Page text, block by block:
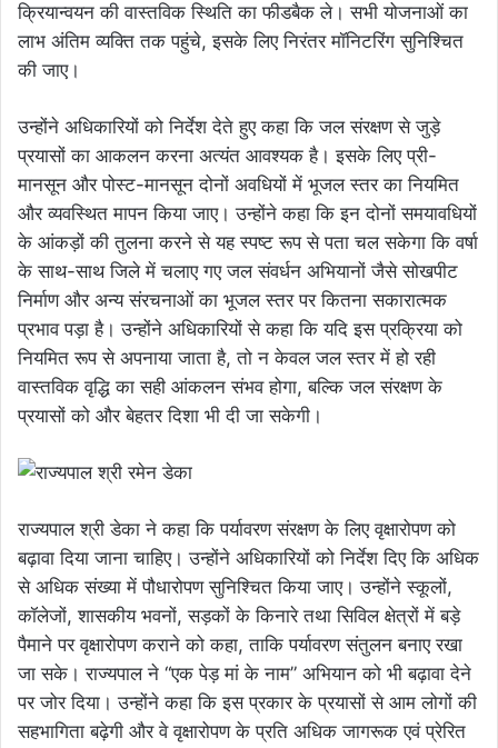
क्रियान्वयन की वास्तविक स्थिति का फीडबैक ले। सभी योजनाओं का
लाभ अंतिम व्यक्ति तक पहुंचे, इसके लिए निरंतर मॉनिटरिंग सुनिश्चित
की जाए।
उन्होंने अधिकारियों को निर्देश देते हुए कहा कि जल संरक्षण से जुड़े
प्रयासों का आकलन करना अत्यंत आवश्यक है। इसके लिए प्री-
मानसून और पोस्ट-मानसून दोनों अवधियों में भूजल स्तर का नियमित
और व्यवस्थित मापन किया जाए। उन्होंने कहा कि इन दोनों समयावधियों
के आंकड़ों की तुलना करने से यह स्पष्ट रूप से पता चल सकेगा कि वर्षा
के साथ-साथ जिले में चलाए गए जल संवर्धन अभियानों जैसे सोखपीट
निर्माण और अन्य संरचनाओं का भूजल स्तर पर कितना सकारात्मक
प्रभाव पड़ा है। उन्होंने अधिकारियों से कहा कि यदि इस प्रक्रिया को
नियमित रूप से अपनाया जाता है, तो न केवल जल स्तर में हो रही
वास्तविक वृद्धि का सही आंकलन संभव होगा, बल्कि जल संरक्षण के
प्रयासों को और बेहतर दिशा भी दी जा सकेगी।
राज्यपाल श्री डेका ने कहा कि पर्यावरण संरक्षण के लिए वृक्षारोपण को
बढ़ावा दिया जाना चाहिए। उन्होंने अधिकारियों को निर्देश दिए कि अधिक
से अधिक संख्या में पौधारोपण सुनिश्चित किया जाए। उन्होंने स्कूलों,
कॉलेजों, शासकीय भवनों, सड़कों के किनारे तथा सिविल क्षेत्रों में बड़े
पैमाने पर वृक्षारोपण कराने को कहा, ताकि पर्यावरण संतुलन बनाए रखा
जा सके। राज्यपाल ने “एक पेड़ मां के नाम” अभियान को भी बढ़ावा देने
पर जोर दिया। उन्होंने कहा कि इस प्रकार के प्रयासों से आम लोगों की
सहभागिता बढ़ेगी और वे वृक्षारोपण के प्रति अधिक जागरूक एवं प्रेरित